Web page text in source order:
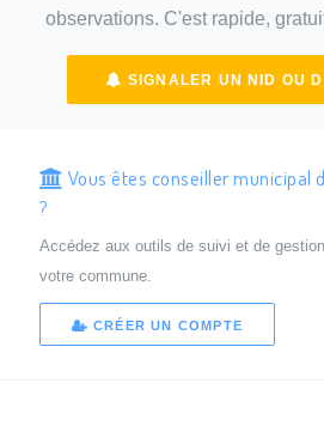
observations. C'est rapide,
SIGNALER UN NID OU
Vous êtes conseiller municipal
?
Accédez aux outils de suivi et de
votre commune.
CRÉER UN COMPTE